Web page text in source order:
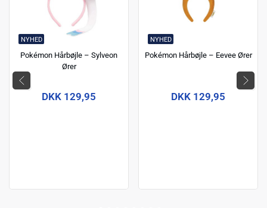
NYHED
Pokémon Hårbøjle – Sylveon
Ører
DKK 129,95
NYHED
Pokémon Hårbøjle – Eevee Ører
DKK 129,95